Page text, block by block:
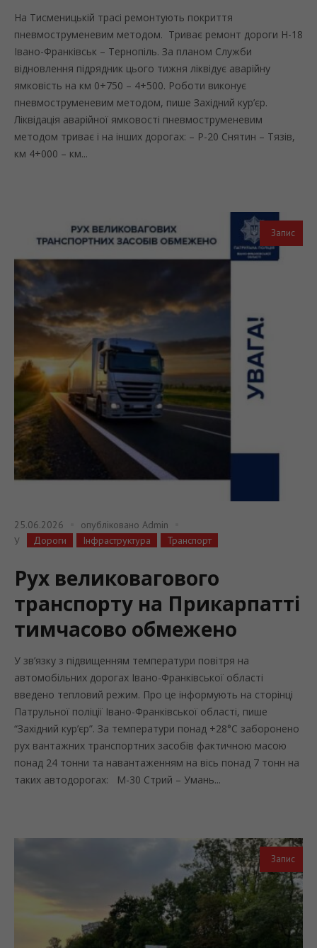
На Тисменицькій трасі ремонтують покриття
пневмоструменевим методом. Триває ремонт дороги Н-18
Івано-Франківськ – Тернопіль. За планом Служби
відновлення підрядник цього тижня ліквідує аварійну
ямковість на км 0+750 – 4+500. Роботи виконує
пневмоструменевим методом, пише Західний кур’єр.
Ліквідація аварійної ямковості пневмоструменевим
методом триває і на інших дорогах: – Р-20 Снятин – Тязів,
км 4+000 – км...
Запис
25.06.2026 опубліковано Admin
У
Дороги Інфраструктура Транспорт
Рух великовагового
транспорту на Прикарпатті
тимчасово обмежено
У зв’язку з підвищенням температури повітря на
автомобільних дорогах Івано-Франківської області
введено тепловий режим. Про це інформують на сторінці
Патрульної поліції Івано-Франківської області, пише
“Західний кур’єр”. За температури понад +28°C заборонено
рух вантажних транспортних засобів фактичною масою
понад 24 тонни та навантаженням на вісь понад 7 тонн на
таких автодорогах: М-30 Стрий – Умань...
Запис